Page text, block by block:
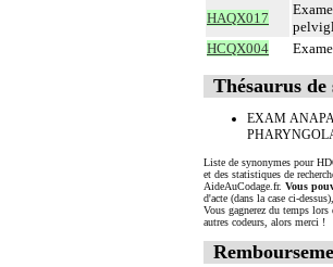
HAQX017
HCQX004
Thésaurus
EXAM
Liste de synonymes pour
et des statistiques de
AideAuCodage.fr. Vous
d'acte (dans la case ci-
Vous gagnerez du temps lors
autres codeurs, alors merci !